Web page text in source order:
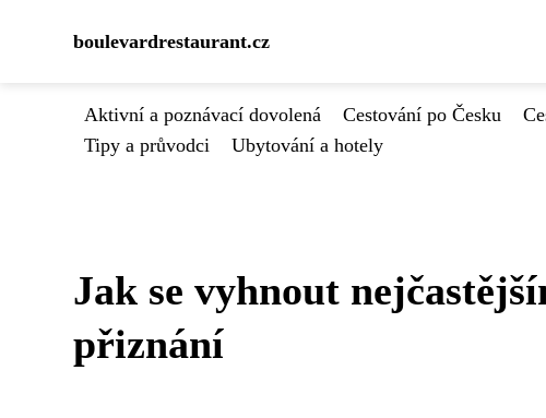
boulevardrestaurant.cz
Aktivní a poznávací dovolená Cestování po Česku
Tipy a průvodci
Ubytování a hotely
Jak se vyhnout
přiznání